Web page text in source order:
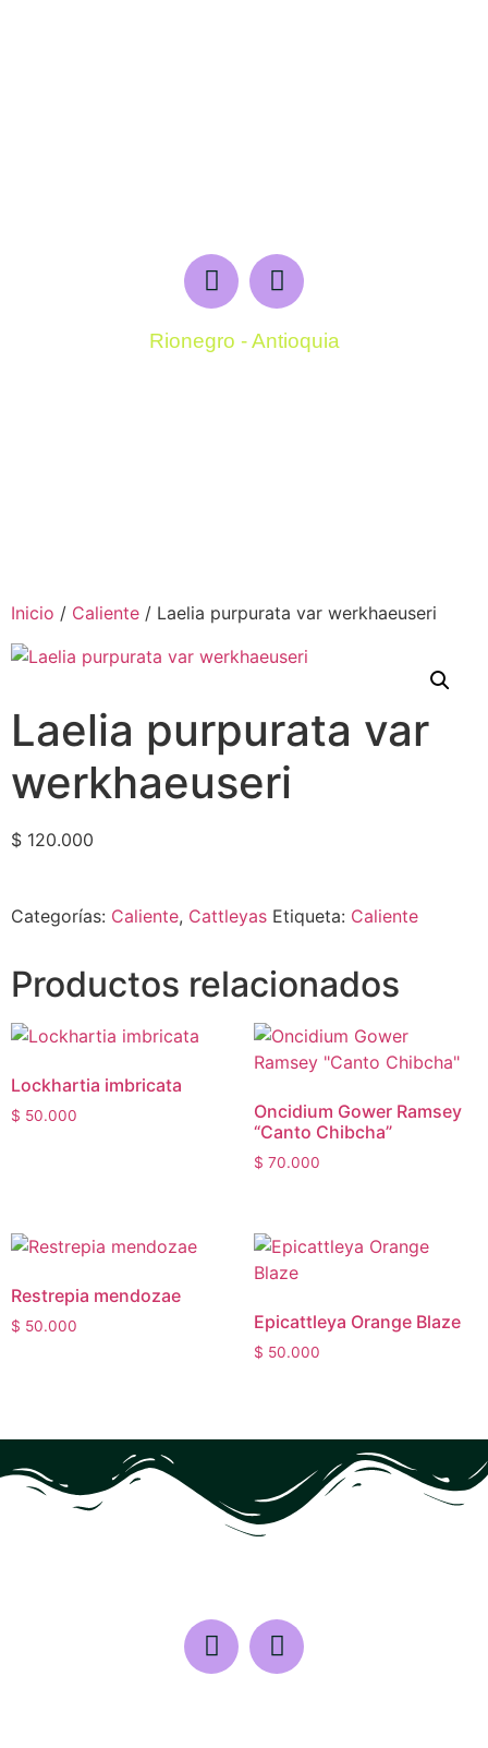
Rionegro - Antioquia
Inicio / Caliente / Laelia purpurata var werkhaeuseri
Laelia purpurata var
werkhaeuseri
$ 120.000
Categorías: Caliente, Cattleyas Etiqueta: Caliente
Productos relacionados
Lockhartia imbricata
$ 50.000
Oncidium Gower Ramsey
“Canto Chibcha”
$ 70.000
Restrepia mendozae
$ 50.000 Epicattleya Orange Blaze
$ 50.000